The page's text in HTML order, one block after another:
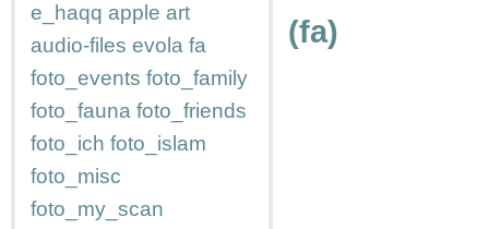
e_haqq apple art
audio-files evola fa
foto_events foto_family
foto_fauna foto_friends
foto_ich foto_islam
foto_misc
foto_my_scan
(fa)